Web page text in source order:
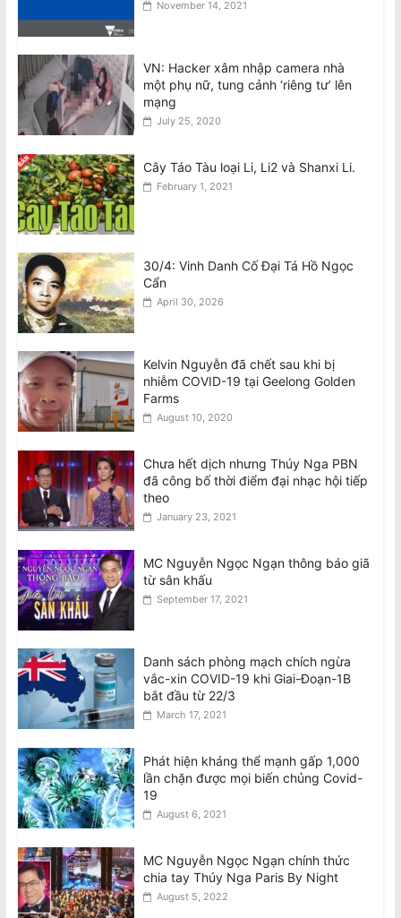
Hàm Hồ Bắt Nguồn Từ Sự Gian Dối Nội
August 8, 2026
Tân BCH CĐNVTD-VIC: Tóm Tắt Thư
Luật Sư Bằng Tiếng Việt
August 8, 2026
November 14, 2021
VN: Hacker xâm nhập camera nhà
một phụ nữ, tung cảnh ‘riêng tư’ lên
mạng
July 25, 2020
Cây Táo Tàu loại Li, Li2 và Shanxi Li.
February 1, 2021
30/4: Vinh Danh Cố Đại Tá Hồ Ngọc
Cẩn
April 30, 2026
Kelvin Nguyễn đã chết sau khi bị
nhiễm COVID-19 tại Geelong Golden
Farms
August 10, 2020
Chưa hết dịch nhưng Thúy Nga PBN
đã công bố thời điểm đại nhạc hội tiếp
theo
January 23, 2021
MC Nguyễn Ngọc Ngạn thông báo giã
từ sân khấu
September 17, 2021
Danh sách phòng mạch chích ngừa
vắc-xin COVID-19 khi Giai-Đoạn-1B
bắt đầu từ 22/3
March 17, 2021
Phát hiện kháng thể mạnh gấp 1,000
lần chặn được mọi biến chủng Covid-
19
August 6, 2021
MC Nguyễn Ngọc Ngạn chính thức
chia tay Thúy Nga Paris By Night
August 5, 2022